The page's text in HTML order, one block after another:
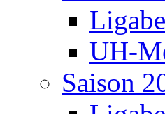
UH-
Saison